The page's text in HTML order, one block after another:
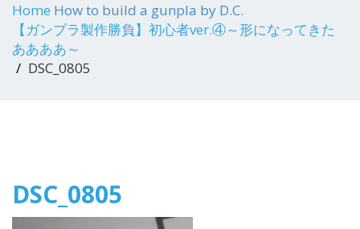
Home How to build a gunpla by D.C.
【ガンプラ製作勝負】初心者ver.④～形になってきた
ああああ～
DSC_0805
DSC_0805